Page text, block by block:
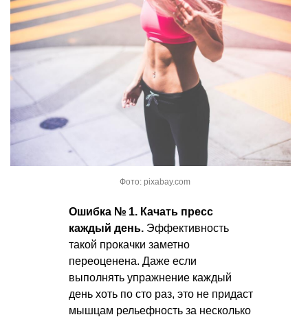
Фото: pixabay.com
Ошибка № 1. Качать пресс
каждый день. Эффективность
такой прокачки заметно
переоценена. Даже если
выполнять упражнение каждый
день хоть по сто раз, это не придаст
мышцам рельефность за несколько